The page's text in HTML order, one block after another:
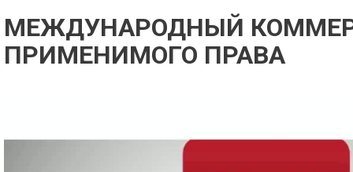
МЕЖДУНАРОДНЫЙ
ПРИМЕНИМОГО ПРАВА